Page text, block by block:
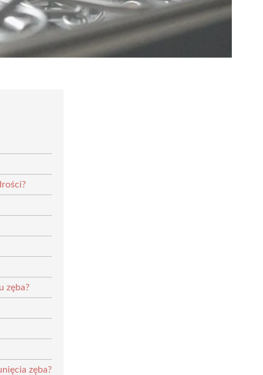
zęba?
zęba?